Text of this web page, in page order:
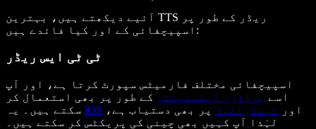
آئیے دیکھتے ہیں، بہترین TTS ریڈر کے طور پر
اسپیچفائی کے اور کیا فائدے ہیں:
ٹی ٹی ایس ریڈر
اسپیچفائی مختلف فارمیٹس سپورٹ کرتا ہے، اور آپ
اسے براؤزر ایکسٹینشن کے طور پر بھی استعمال کر
iOS اور اینڈرائیڈ
پر بھی دستیاب ہے،
لہٰذا آپ کہیں بھی چینی کی پریکٹس کر سکتے ہیں۔